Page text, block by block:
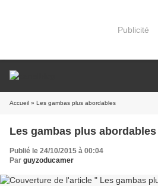
Publicité
Accueil » Les gambas plus abordables
Les gambas plus abordables
Publié le 24/10/2015 à 00:04
Par guyzoducamer